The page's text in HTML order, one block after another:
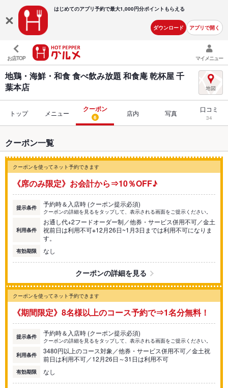
はじめてのアプリ予約で最大1,000円分ポイントもらえる
ダウンロード アプリで開く
お店TOP マイメニュー
地鶏・海鮮・和食 食べ飲み放題 和食庵 乾杯屋 千
葉本店
トップ メニュー クーポン
6 店内 写真 口コミ
34
クーポン一覧
クーポンを使ってネット予約できます
《席のみ限定》お会計から⇒10％OFF♪
提示条件 予約時＆入店時 (クーポン提示必須)
クーポンの詳細を見るをタップして、表示される画面をご提示ください。
利用条件
お通し代+2フードオーダー制／他券・サービス併用不可／金土
祝前日は利用不可※12月26日~1月3日までは利用不可になりま
す。
有効期限 なし
クーポンの詳細を見る
クーポンを使ってネット予約できます
《期間限定》8名様以上のコース予約で⇒1名分無料！
提示条件 予約時＆入店時 (クーポン提示必須)
クーポンの詳細を見るをタップして、表示される画面をご提示ください。
利用条件
3480円以上のコース対象／他券・サービス併用不可／金土祝
前日は利用不可／12月26日～31日は利用不可
有効期限 なし